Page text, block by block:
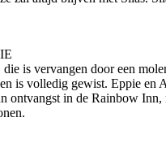
is vervangen door een
is volledig gewist. Eppie en
ontvangst in de Rainbow Inn,